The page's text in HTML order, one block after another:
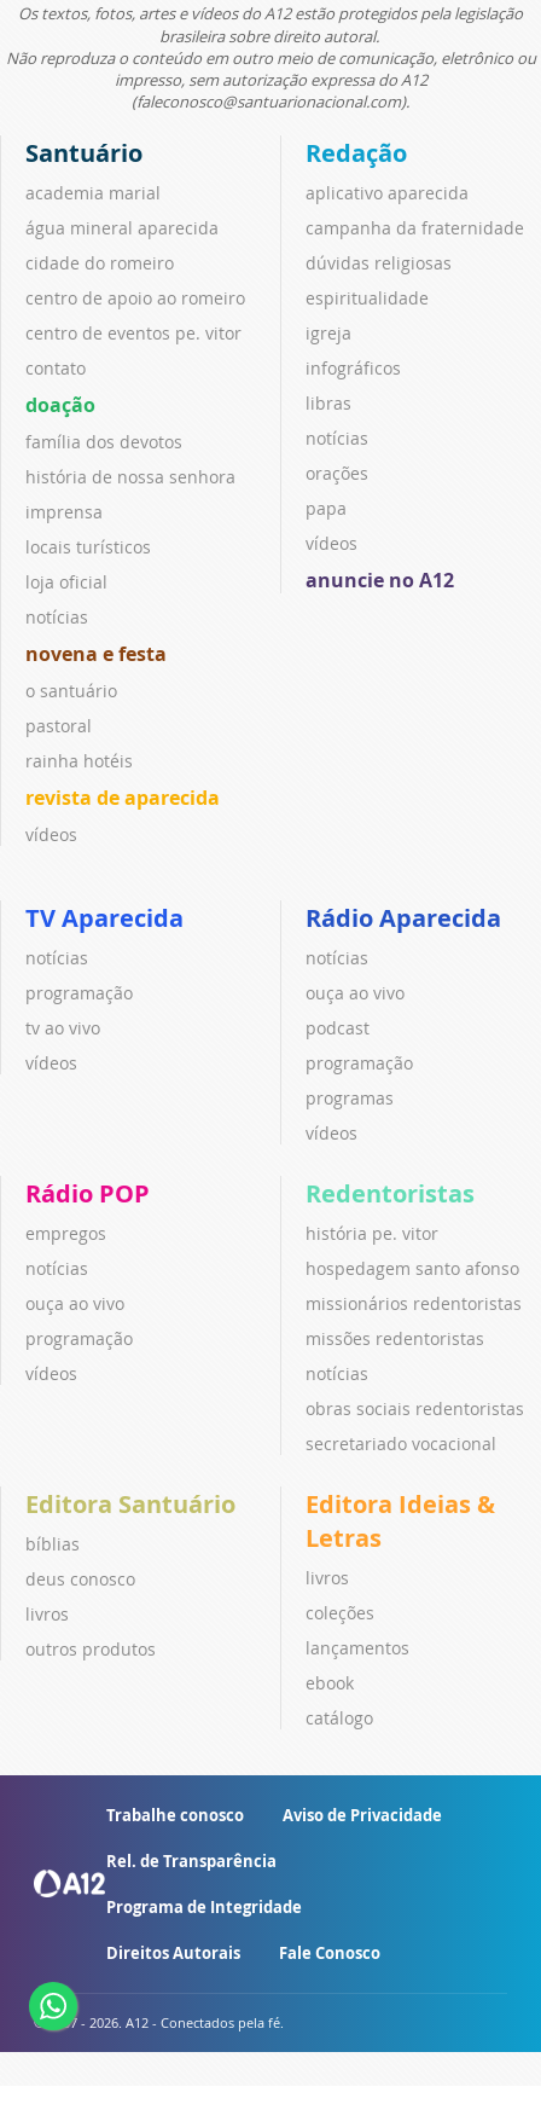
Os textos, fotos, artes e vídeos do A12 estão protegidos pela legislação
brasileira sobre direito autoral.
Não reproduza o conteúdo em outro meio de comunicação, eletrônico ou
impresso, sem autorização expressa do A12
(faleconosco@santuarionacional.com).
Santuário
academia marial
água mineral aparecida
cidade do romeiro
centro de apoio ao romeiro
centro de eventos pe. vitor
contato
doação
família dos devotos
história de nossa senhora
imprensa
locais turísticos
loja oficial
notícias
novena e festa
o santuário
pastoral
rainha hotéis
revista de aparecida
vídeos
Redação
aplicativo aparecida
campanha da fraternidade
dúvidas religiosas
espiritualidade
igreja
infográficos
libras
notícias
orações
papa
vídeos
anuncie no A12
TV Aparecida
notícias
programação
tv ao vivo
vídeos
Rádio Aparecida
notícias
ouça ao vivo
podcast
programação
programas
vídeos
Rádio POP
empregos
notícias
ouça ao vivo
programação
vídeos
Redentoristas
história pe. vitor
hospedagem santo afonso
missionários redentoristas
missões redentoristas
notícias
obras sociais redentoristas
secretariado vocacional
Editora Santuário
bíblias
deus conosco
livros
outros produtos
Editora Ideias &
Letras
livros
coleções
lançamentos
ebook
catálogo
Trabalhe conosco Aviso de Privacidade
Rel. de Transparência
Programa de Integridade
Direitos Autorais Fale Conosco
© 2007 - 2026. A12 - Conectados pela fé.